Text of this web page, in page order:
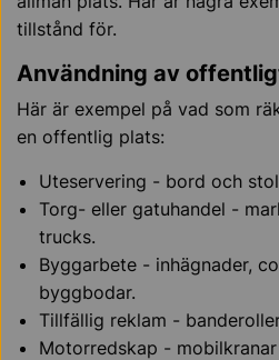
tillstånd för.
Användning av
Här är exempel på vad som
en offentlig plats:
Uteservering - bord och
Torg- eller gatuhandel -
trucks.
Byggarbete - inhägnader,
byggbodar.
Tillfällig reklam -
Motorredskap -